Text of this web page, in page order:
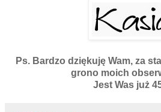
Ps. Bardzo dziękuję Wam, za
grono moich
Jest Was już